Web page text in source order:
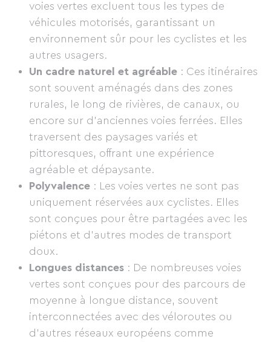
voies vertes excluent tous les types de
véhicules motorisés, garantissant un
environnement sûr pour les cyclistes et les
autres usagers.
Un cadre naturel et agréable : Ces itinéraires
sont souvent aménagés dans des zones
rurales, le long de rivières, de canaux, ou
encore sur d’anciennes voies ferrées. Elles
traversent des paysages variés et
pittoresques, offrant une expérience
agréable et dépaysante.
Polyvalence : Les voies vertes ne sont pas
uniquement réservées aux cyclistes. Elles
sont conçues pour être partagées avec les
piétons et d'autres modes de transport
doux.
Longues distances : De nombreuses voies
vertes sont conçues pour des parcours de
moyenne à longue distance, souvent
interconnectées avec des véloroutes ou
d’autres réseaux européens comme